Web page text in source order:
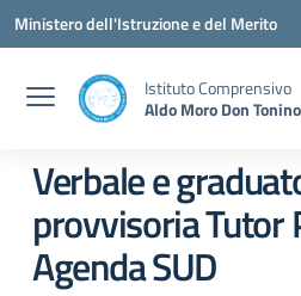
Vai ai contenuti
Vai al menu di navigazione
Vai al footer
Ministero dell'Istruzione e del Merito
Istituto Comprensivo
Aldo Moro Don
Verbale e
provvisoria Tutor
Agenda SUD